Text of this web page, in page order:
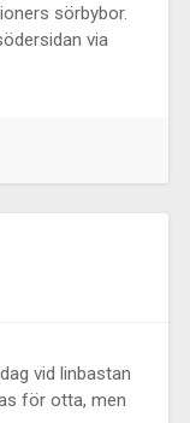
sörbybor.
via
vid linbastan
för otta, men